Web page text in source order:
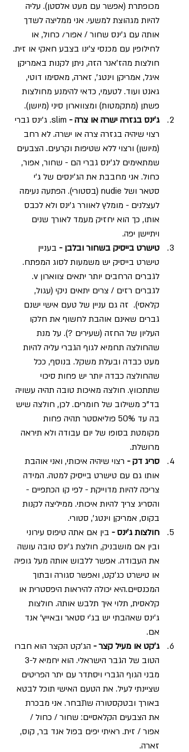
מכופתרת (אפשר עם מעט אלסטן). עליה
להיות מגהוצת למשעי. אני ממליצה לשדך
אותה עם ג'ינס שחור / אפור/ כחול, או
לחילופין עם מכנסי צ'ינו בצבע חאקי או זית.
חולצות מהז'אנר הזה, ניתן לקנות באמריקן
איגל, אמריקן וינטג', זארה, מאסימו דוטי,
גאנט ועוד. לטעמי, כדאי להימנע מחולצות
פשתן (מתקמטות) ומצווארון סיני (מיושן).
ג'ינס בגזרה ישרה או צרה -
slim. ג'ינס גברי
רצוי שיהיה בגזרה צרה או ישרה. לא רחב
(מיושן) ורצוי ללא שטיפות וקרעים. הצבעים
שמתאימים לג'ינס גברי הם - שחור, אפור,
כחול. אני מחבבת את הג'ינסים של ג'י
סטאר ושל nudie (בסטורי). הפתעה נעימה
לעצלנים - מומלץ לאוורר ג'ינס ולא לכבס
אותו, כך הוא יחזיק מעמד לאורך שנים
ויתיישן יפה.
טישרט בייסיק בשחור ובלבן - בעניין
טישרט בייסיק יש משמעות לסוג המפתח.
לגברים הרחבים יותר יתאים צווארון v.
לגברים רזים / צרים יתאים ניקי (עגול,
קלאסי).  זה גם עניין של טעם אישי ישנם
גברים שאינם אוהבת לחשוף את חלקו
העליון של החזה (שעירים ?). על מנת
שהחולצה תחמיא לגוף הגברי עליה להיות
מעט כבדה ובעלת משקל. בנוסף, ככל
שהחולצה כבדה יותר יש פחות סיכוי
שתתכווץ. חולצה מאיכות טובה תהיה עשויה
בד"כ משילוב של חומרים. לכן, חולצה שיש
בה עד 50% פוליאסטר תהיה פחות
מקומטת בסופו של יום עבודה ולא תיראה
מרושלת.
סריג דק - רצוי שיהיה איכותי, ואני אוהבת
אותו גם עם טישרט בייסיק למטה. המידה
צריכה להיות מדוייקת - לפי קו הכתפיים -
והסריג צריך להיות איכותי. ממיליצה לקנות
בקוס, אמריקן וינטג', סטורי.
חולצות ג'ינס - בין אם אתה טיפוס עירוני
ובין אם מושבניק, חולצת ג'ינס טובה עושה
את העבודה. אפשר ללבוש אותה מעל גופיה
או טישרט כג'קט, ואפשר סגורה ובתוך
המכנסיים.היא יכולה להיראות היפסטרית או
קלאסית, תלוי איך תלבש אותה. חולצות
ג'ינס שאהבתי יש בג'י סטאר ובאייץ' אנד
אם.
ג'קט או מעיל קצר - הג'קט הקצר הוא חברו
מבני הגוף הגברי ויסתדר עם יתר הפריטים
שציינתי לעיל. את הטעם האישי תוכל לבטא
באורך ובטקסטורה שתבחר. אני מבכרת
את הצבעים הקלאסיים: שחור / כחול /
אפור / זית. ראיתי יפים בפול אנד בר, קוס,
זארה.